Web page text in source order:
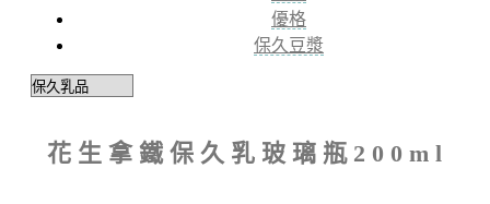
優格
保久豆漿
花生拿鐵保久乳玻璃瓶200ml